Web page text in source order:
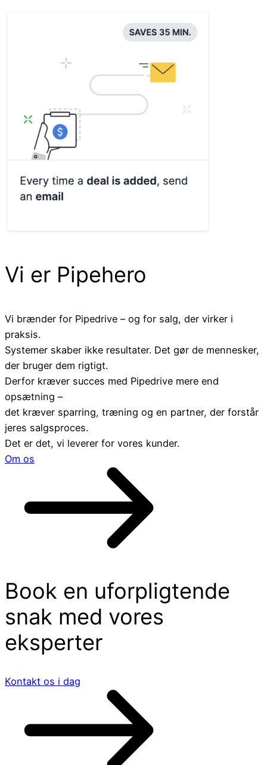
Vi er Pipehero
Vi brænder for Pipedrive – og for salg, der virker i
praksis.
Systemer skaber ikke resultater. Det gør de mennesker,
der bruger dem rigtigt.
Derfor kræver succes med Pipedrive mere end
opsætning –
det kræver sparring, træning og en partner, der forstår
jeres salgsproces.
Det er det, vi leverer for vores kunder.
Om os
Book en uforpligtende
snak med vores
eksperter
Kontakt os i dag